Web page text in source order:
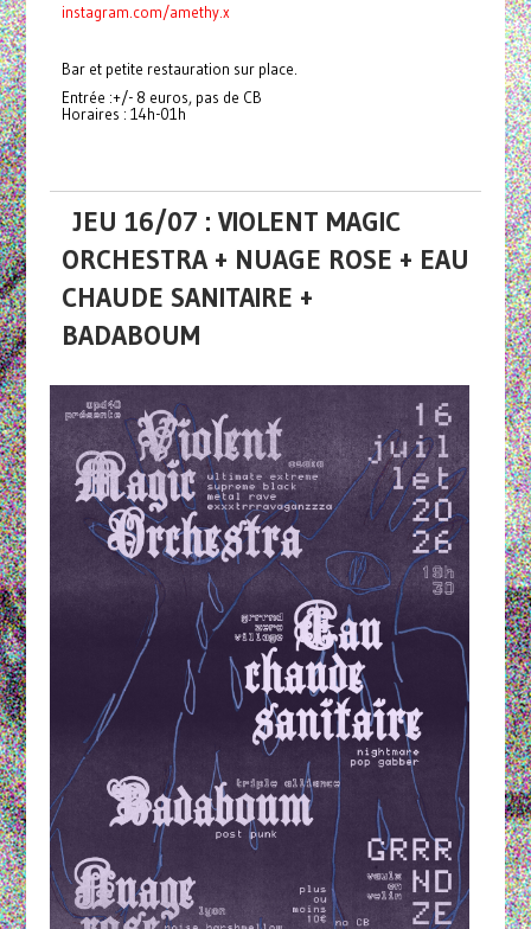
instagram.com/amethy.x
Bar et petite restauration sur place.
Entrée :+/- 8 euros, pas de CB
Horaires : 14h-01h
JEU 16/07 : VIOLENT MAGIC
ORCHESTRA + NUAGE ROSE + EAU
CHAUDE SANITAIRE +
BADABOUM